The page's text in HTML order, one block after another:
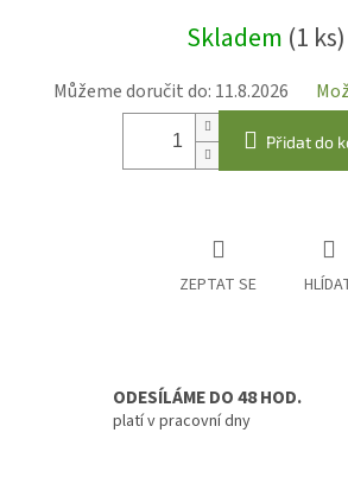
cena:
Skladem (1 ks)
Můžeme doručit do: 11.8.2026
Přidat do
ZEPTAT SE
ODESÍLÁME DO 48 HOD.
platí v pracovní dny